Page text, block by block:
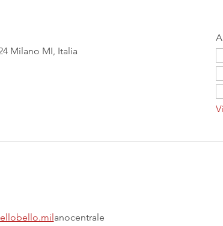
Milano MI, Italia
anocentrale